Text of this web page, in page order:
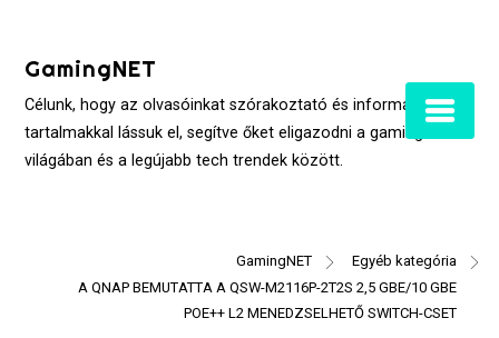
contentGamingNET
Célunk, hogy az olvasóinkat szórakoztató és informatív
tartalmakkal lássuk el, segítve őket eligazodni a gaming
világában és a legújabb tech trendek között.
GamingNET
Egyéb kategória
A QNAP BEMUTATTA A QSW-M2116P-2T2S 2,5 GBE/10 GBE
POE++ L2 MENEDZSELHETŐ SWITCH-CSET